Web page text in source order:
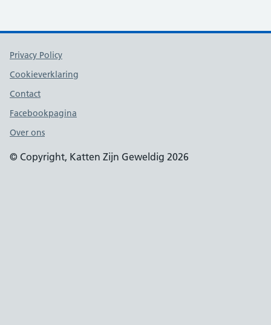
Support links
Privacy Policy
Cookieverklaring
Contact
Facebookpagina
Over ons
© Copyright, Katten Zijn Geweldig 2026